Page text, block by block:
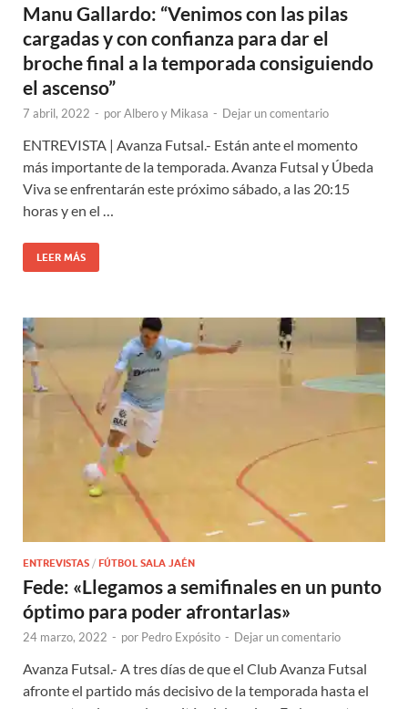
Manu Gallardo: “Venimos con las pilas
cargadas y con confianza para dar el
broche final a la temporada consiguiendo
el ascenso”
7 abril, 2022 - porAlbero y Mikasa - Dejar un comentario
ENTREVISTA | Avanza Futsal.- Están ante el momento
más importante de la temporada. Avanza Futsal y Úbeda
Viva se enfrentarán este próximo sábado, a las 20:15
horas y en el …
LEER MÁS
ENTREVISTAS / FÚTBOL SALA JAÉN
Fede: «Llegamos a semifinales en un punto
óptimo para poder afrontarlas»
24 marzo, 2022 - por Pedro Expósito - Dejar un comentario
Avanza Futsal.- A tres días de que el Club Avanza Futsal
afronte el partido más decisivo de la temporada hasta el